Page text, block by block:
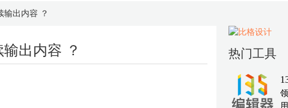
输出内容 ？
出内容 ？ 热门工具
用